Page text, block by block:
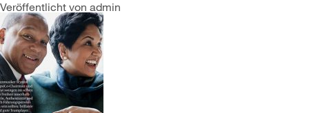
Veröffentlicht von admin